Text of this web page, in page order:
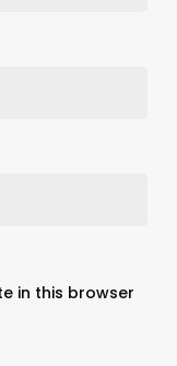
in this browser